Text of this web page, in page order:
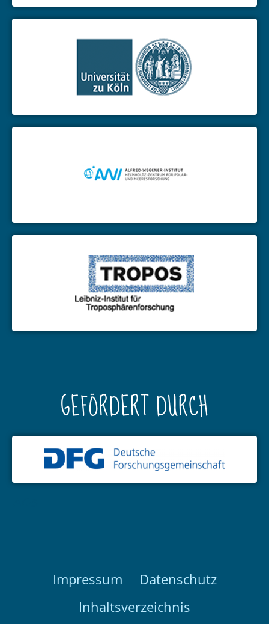
GEFÖRDERT DURCH
Impressum
Datenschutz
Inhaltsverzeichnis